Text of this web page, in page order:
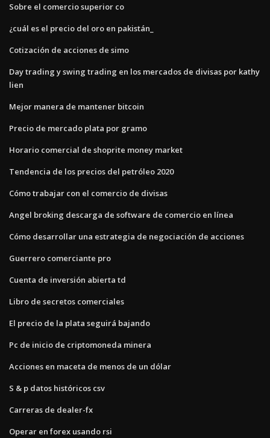
Sobre el comercio superior co
¿cuál es el precio del oro en pakistán_
Cotización de acciones de simo
Day trading y swing trading en los mercados de divisas por kathy
lien
Mejor manera de mantener bitcoin
Precio de mercado plata por gramo
Horario comercial de shoprite money market
Tendencia de los precios del petróleo 2020
Cómo trabajar con el comercio de divisas
Angel broking descarga de software de comercio en línea
Cómo desarrollar una estrategia de negociación de acciones
Guerrero comerciante pro
Cuenta de inversión abierta td
Libro de secretos comerciales
El precio de la plata seguirá bajando
Pc de inicio de criptomoneda minera
Acciones en maceta de menos de un dólar
S & p datos históricos csv
Carreras de dealer-fx
Operar en forex usando rsi